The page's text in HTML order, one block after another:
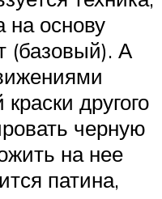
на основу
(базовый). А
другого
черную
на нее
патина,